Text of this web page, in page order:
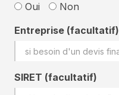
Oui
Non
Entreprise (facultatif)
SIRET (facultatif)